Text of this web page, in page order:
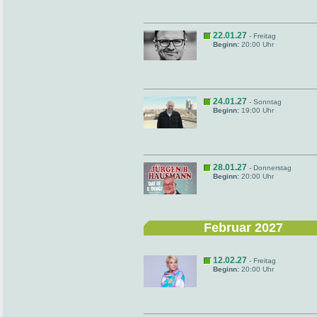
22.01.27 - Freitag
Beginn: 20:00 Uhr
24.01.27 - Sonntag
Beginn: 19:00 Uhr
28.01.27 - Donnerstag
Beginn: 20:00 Uhr
Februar 2027
12.02.27 - Freitag
Beginn: 20:00 Uhr